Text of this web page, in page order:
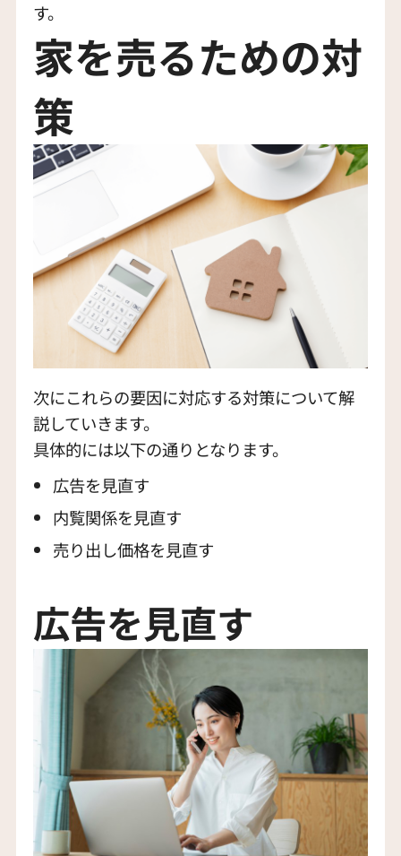
す。
家を売るための対
策
次にこれらの要因に対応する対策について解
説していきます。
具体的には以下の通りとなります。
広告を見直す
内覧関係を見直す
売り出し価格を見直す
広告を見直す